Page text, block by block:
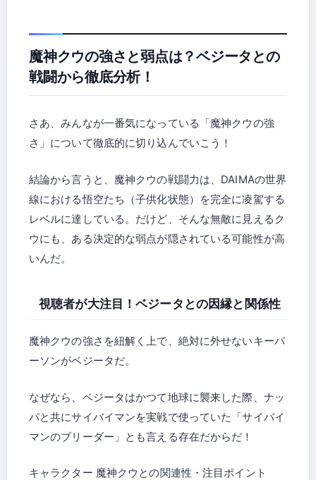
魔神クウの強さと弱点は？ベジータとの
戦闘から徹底分析！
さあ、みんなが一番気になっている「魔神クウの強
さ」について徹底的に切り込んでいこう！
結論から言うと、魔神クウの戦闘力は、DAIMAの世界
線における悟空たち（子供化状態）を完全に凌駕する
レベルに達している。だけど、そんな無敵に見えるク
ウにも、ある決定的な弱点が隠されている可能性が高
いんだ。
視聴者が大注目！ベジータとの因縁と関係性
魔神クウの強さを紐解く上で、絶対に外せないキーパ
ーソンがベジータだ。
なぜなら、ベジータはかつて地球に襲来した際、ナッ
パと共にサイバイマンを実戦で使っていた「サイバイ
マンのブリーダー」とも言える存在だからだ！
キャラクター 魔神クウとの関連性・注目ポイント